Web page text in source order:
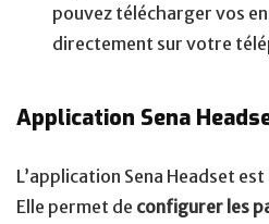
pouvez télécharger vos
directement sur votre
Application Sena
L’application Sena Headset
Elle permet de configurer les